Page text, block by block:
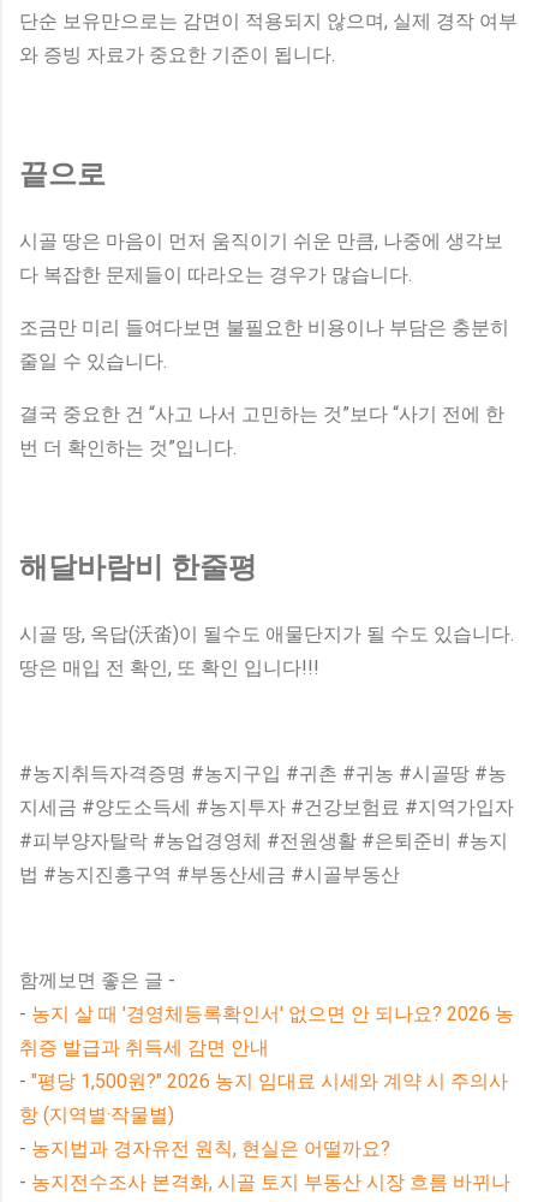
단순 보유만으로는 감면이 적용되지 않으며, 실제 경작 여부
와 증빙 자료가 중요한 기준이 됩니다.
끝으로
시골 땅은 마음이 먼저 움직이기 쉬운 만큼, 나중에 생각보
다 복잡한 문제들이 따라오는 경우가 많습니다.
조금만 미리 들여다보면 불필요한 비용이나 부담은 충분히
줄일 수 있습니다.
결국 중요한 건 “사고 나서 고민하는 것”보다 “사기 전에 한
번 더 확인하는 것”입니다.
해달바람비 한줄평
시골 땅, 옥답(沃畓)이 될수도 애물단지가 될 수도 있습니다.
땅은 매입 전 확인, 또 확인 입니다!!!
#농지취득자격증명 #농지구입 #귀촌 #귀농 #시골땅 #농
지세금 #양도소득세 #농지투자 #건강보험료 #지역가입자
#피부양자탈락 #농업경영체 #전원생활 #은퇴준비 #농지
법 #농지진흥구역 #부동산세금 #시골부동산
함께보면 좋은 글 -
- 농지 살 때 '경영체등록확인서' 없으면 안 되나요? 2026 농
취증 발급과 취득세 감면 안내
- "평당 1,500원?" 2026 농지 임대료 시세와 계약 시 주의사
항 (지역별·작물별)
- 농지법과 경자유전 원칙, 현실은 어떨까요?
- 농지전수조사 본격화, 시골 토지 부동산 시장 흐름 바뀌나